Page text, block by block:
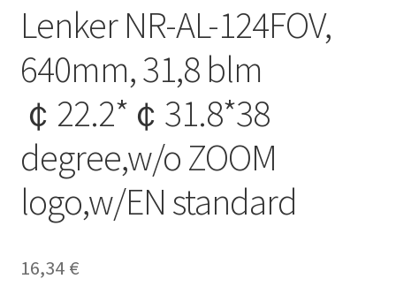
Lenker NR-AL-124FOV,
640mm, 31,8 blm
￠22.2*￠31.8*38
degree,w/o ZOOM
logo,w/EN standard
16,34 €